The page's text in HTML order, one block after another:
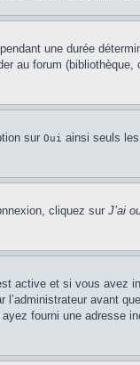
une durée
au forum
sur Oui ainsi seuls
cliquez sur J’ai
active et si vous avez
avant
fourni une adresse